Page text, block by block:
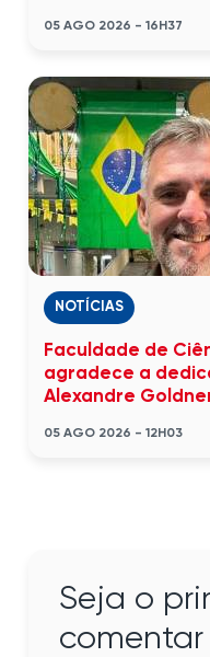
05 AGO 2026 - 16H37
NOTÍCIAS
Faculdade de
agradece a
Alexandre
05 AGO 2026 - 12H03
Seja o
comentar